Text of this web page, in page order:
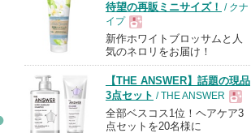
待望の再販ミニサイズ！ / クナ
イプ
現
品
新作ホワイトブロッサムと人
気のネロリをお届け！
【THE ANSWER】話題の現品
3点セット / THE ANSWER
現
全部ベスコス1位！ヘアケア3
点セットを20名様に